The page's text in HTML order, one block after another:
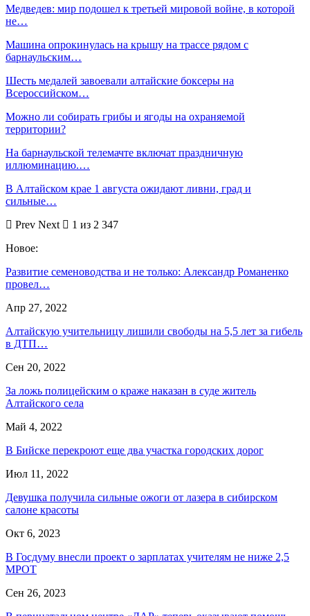
Медведев: мир подошел к третьей мировой войне, в которой
не…
Машина опрокинулась на крышу на трассе рядом с
барнаульским…
Шесть медалей завоевали алтайские боксеры на
Всероссийском…
Можно ли собирать грибы и ягоды на охраняемой
территории?
На барнаульской телемачте включат праздничную
иллюминацию.…
В Алтайском крае 1 августа ожидают ливни, град и
сильные…
Prev Next
1 из 2 347
Новое:
Развитие семеноводства и не только: Александр Романенко
провел…
Апр 27, 2022
Алтайскую учительницу лишили свободы на 5,5 лет за гибель
в ДТП…
Сен 20, 2022
За ложь полицейским о краже наказан в суде житель
Алтайского села
Май 4, 2022
В Бийске перекроют еще два участка городских дорог
Июл 11, 2022
Девушка получила сильные ожоги от лазера в сибирском
салоне красоты
Окт 6, 2023
В Госдуму внесли проект о зарплатах учителям не ниже 2,5
МРОТ
Сен 26, 2023